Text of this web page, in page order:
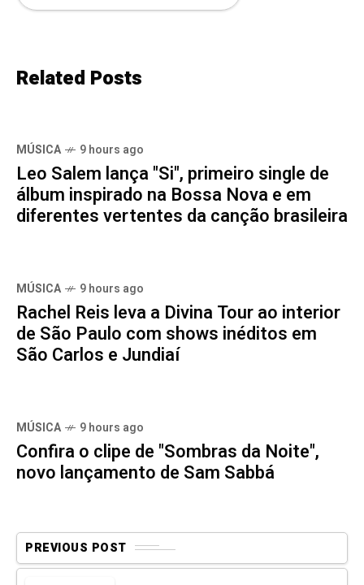
Related Posts
MÚSICA 9 hours ago
Leo Salem lança "Si", primeiro single de
álbum inspirado na Bossa Nova e em
diferentes vertentes da canção brasileira
MÚSICA 9 hours ago
Rachel Reis leva a Divina Tour ao interior
de São Paulo com shows inéditos em
São Carlos e Jundiaí
MÚSICA 9 hours ago
Confira o clipe de "Sombras da Noite",
novo lançamento de Sam Sabbá
PREVIOUS POST